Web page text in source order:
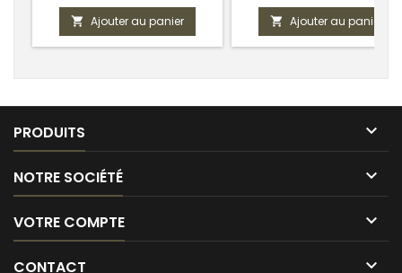
 Ajouter au panier  Ajouter au panier
PRODUITS 
NOTRE SOCIÉTÉ 
VOTRE COMPTE 
CONTACT 